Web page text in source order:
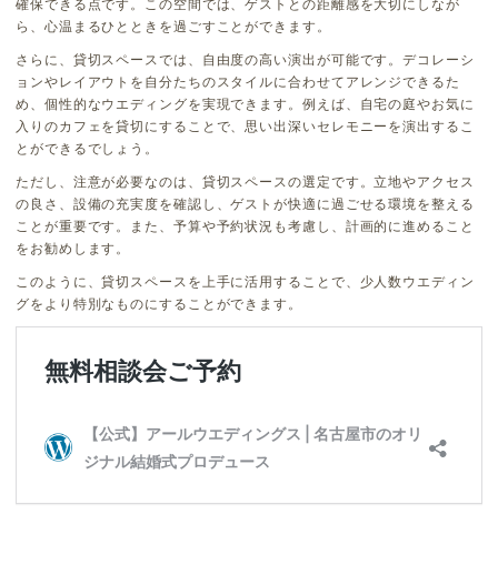
確保できる点です。この空間では、ゲストとの距離感を大切にしなが
ら、心温まるひとときを過ごすことができます。
さらに、貸切スペースでは、自由度の高い演出が可能です。デコレーシ
ョンやレイアウトを自分たちのスタイルに合わせてアレンジできるた
め、個性的なウエディングを実現できます。例えば、自宅の庭やお気に
入りのカフェを貸切にすることで、思い出深いセレモニーを演出するこ
とができるでしょう。
ただし、注意が必要なのは、貸切スペースの選定です。立地やアクセス
の良さ、設備の充実度を確認し、ゲストが快適に過ごせる環境を整える
ことが重要です。また、予算や予約状況も考慮し、計画的に進めること
をお勧めします。
このように、貸切スペースを上手に活用することで、少人数ウエディン
グをより特別なものにすることができます。